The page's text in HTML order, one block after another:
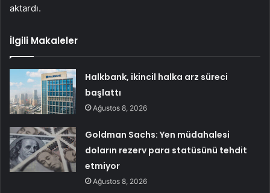
aktardı.
İlgili Makaleler
Halkbank, ikincil halka arz süreci
başlattı
Ağustos 8, 2026
Goldman Sachs: Yen müdahalesi
doların rezerv para statüsünü tehdit
etmiyor
Ağustos 8, 2026